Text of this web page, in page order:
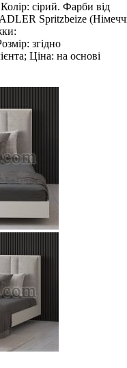
сірий. Фарби від
Spritzbeize
згідно
Ціна: на основі